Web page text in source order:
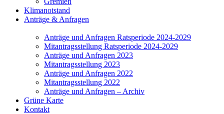
Klimanotstand
Anträge & Anfragen
Anträge und Anfragen Ratsperiode 2024-2029
Mitantragsstellung Ratsperiode 2024-2029
Anträge und Anfragen 2023
Mitantragsstellung 2023
Anträge und Anfragen 2022
Mitantragsstellung 2022
Anträge und Anfragen – Archiv
Grüne Karte
Kontakt